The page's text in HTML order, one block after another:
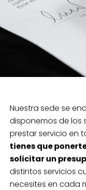
Nuestra sede se
disponemos de los
prestar servicio en
tienes que
solicitar un
distintos servicios
necesites en cada